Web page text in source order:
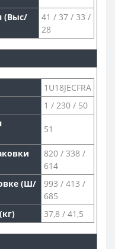
(Выс/
41 / 37 / 33 /
28
1U18JECFRA
1 / 230 / 50
51
820 / 338 /
614
(Ш/
993 / 413 /
685
37,8 / 41,5